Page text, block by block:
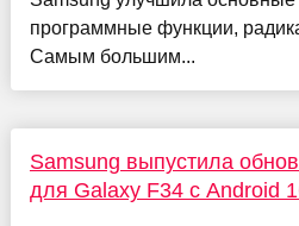
программные функции,
Самым большим...
Samsung выпустила
для Galaxy F34 с Android